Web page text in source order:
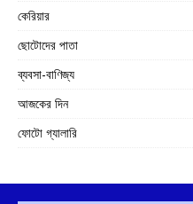
কেরিয়ার
ছোটোদের পাতা
ব্যবসা-বাণিজ্য
আজকের দিন
ফোটো গ্যালারি